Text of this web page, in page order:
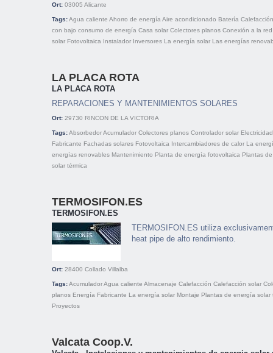
Ort: 03005 Alicante
Tags:Agua caliente Ahorro de energía Aire acondicionado Batería
con bajo consumo de energía Casa solar Colectores planos Conexión a la red
solar Fotovoltaica Instalador Inversores La energía solar Las energías
LA PLACA ROTA
LA PLACA ROTA
REPARACIONES Y MANTENIMIENTOS SOLARES
Ort: 29730 RINCON DE LA VICTORIA
Tags:AbsorbedorAcumulador Colectores planos Controlador solar
Fabricante Fachadas solares Fotovoltaica Intercambiadores de calor La
energías renovables Mantenimiento Planta de energía fotovoltaica Plantas
solar térmica
TERMOSIFON.ES
TERMOSIFON.ES
TERMOSIFON.ES utiliza
heat pipe de alto rendimiento.
Ort: 28400 Collado Villalba
Tags:AcumuladorAgua caliente Almacenaje Calefacción Calefacción solar
planos Energía Fabricante La energía solar Montaje Plantas de energía solar
Proyectos
Valcata Coop.V.